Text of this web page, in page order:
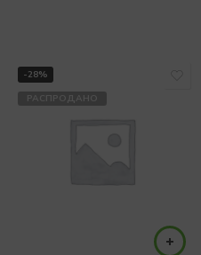
-28%
РАСПРОДАНО